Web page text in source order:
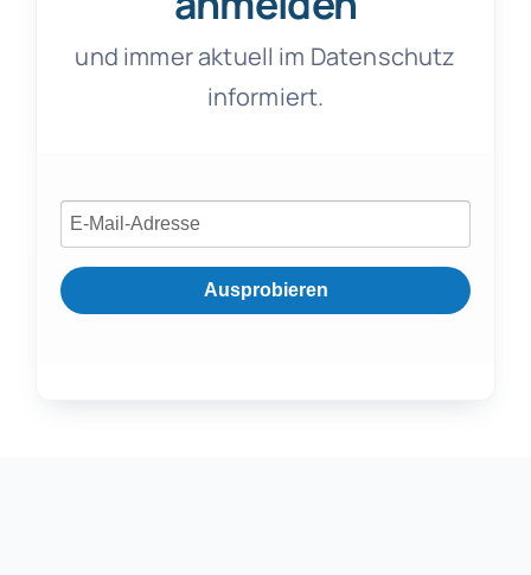
und immer aktuell im Datenschutz
informiert.
Ausprobieren